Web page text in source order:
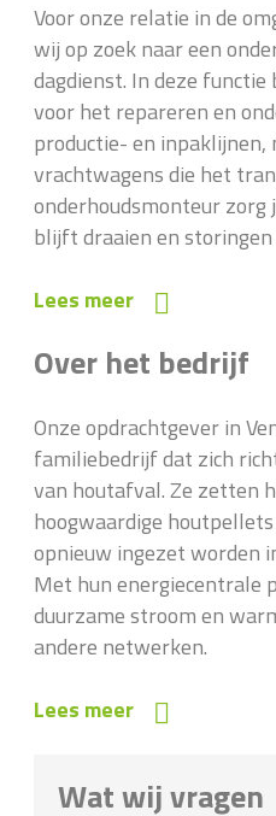
Voor onze relatie in de
wij op zoek naar een
dagdienst. In deze
voor het repareren en
productie- en inpaklijnen,
vrachtwagens die het
onderhoudsmonteur zorg
blijft draaien en
Lees meer
Over het bedrijf
Onze opdrachtgever in
familiebedrijf dat zich
van houtafval. Ze zetten
hoogwaardige
opnieuw ingezet worden
Met hun energiecentrale
duurzame stroom en
andere netwerken.
Lees meer
Wat wij vragen